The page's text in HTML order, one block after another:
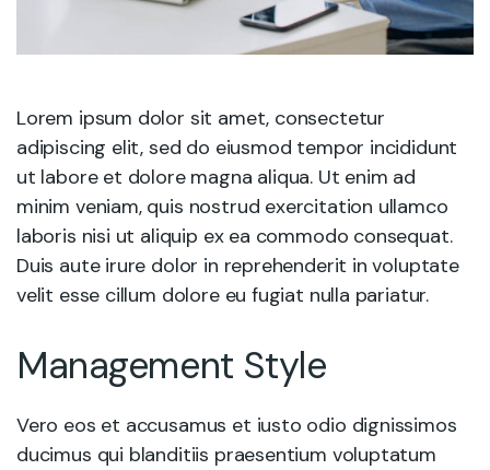
Lorem ipsum dolor sit amet, consectetur
adipiscing elit, sed do eiusmod tempor incididunt
ut labore et dolore magna aliqua. Ut enim ad
minim veniam, quis nostrud exercitation ullamco
laboris nisi ut aliquip ex ea commodo consequat.
Duis aute irure dolor in reprehenderit in voluptate
velit esse cillum dolore eu fugiat nulla pariatur.
Management Style
Vero eos et accusamus et iusto odio dignissimos
ducimus qui blanditiis praesentium voluptatum